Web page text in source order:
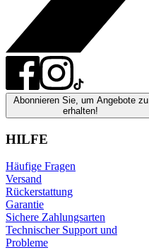
Abonnieren Sie, um Angebote zu
erhalten!
HILFE
Häufige Fragen
Versand
Rückerstattung
Garantie
Sichere Zahlungsarten
Technischer Support und
Probleme